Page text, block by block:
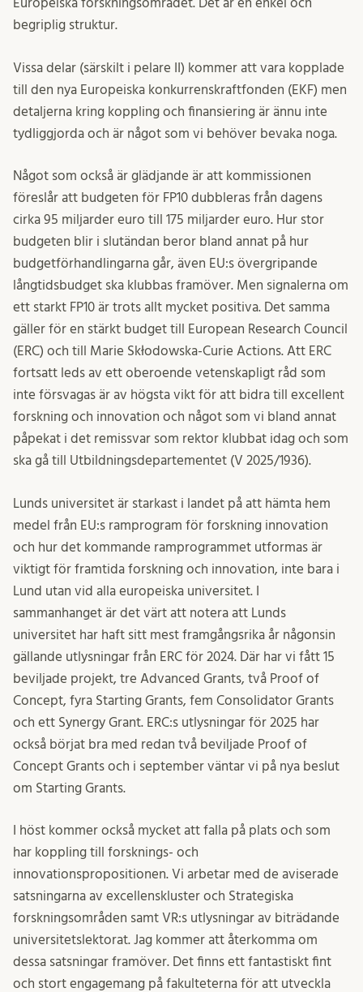
Europeiska forskningsområdet. Det är en enkel och
begriplig struktur.
Vissa delar (särskilt i pelare II) kommer att vara kopplade
till den nya Europeiska konkurrenskraftfonden (EKF) men
detaljerna kring koppling och finansiering är ännu inte
tydliggjorda och är något som vi behöver bevaka noga.
Något som också är glädjande är att kommissionen
föreslår att budgeten för FP10 dubbleras från dagens
cirka 95 miljarder euro till 175 miljarder euro. Hur stor
budgeten blir i slutändan beror bland annat på hur
budgetförhandlingarna går, även EU:s övergripande
långtidsbudget ska klubbas framöver. Men signalerna om
ett starkt FP10 är trots allt mycket positiva. Det samma
gäller för en stärkt budget till European Research Council
(ERC) och till Marie Skłodowska-Curie Actions. Att ERC
fortsatt leds av ett oberoende vetenskapligt råd som
inte försvagas är av högsta vikt för att bidra till excellent
forskning och innovation och något som vi bland annat
påpekat i det remissvar som rektor klubbat idag och som
ska gå till Utbildningsdepartementet (V 2025/1936).
Lunds universitet är starkast i landet på att hämta hem
medel från EU:s ramprogram för forskning innovation
och hur det kommande ramprogrammet utformas är
viktigt för framtida forskning och innovation, inte bara i
Lund utan vid alla europeiska universitet. I
sammanhanget är det värt att notera att Lunds
universitet har haft sitt mest framgångsrika år någonsin
gällande utlysningar från ERC för 2024. Där har vi fått 15
beviljade projekt, tre Advanced Grants, två Proof of
Concept, fyra Starting Grants, fem Consolidator Grants
och ett Synergy Grant. ERC:s utlysningar för 2025 har
också börjat bra med redan två beviljade Proof of
Concept Grants och i september väntar vi på nya beslut
om Starting Grants.
I höst kommer också mycket att falla på plats och som
har koppling till forsknings- och
innovationspropositionen. Vi arbetar med de aviserade
satsningarna av excellenskluster och Strategiska
forskningsområden samt VR:s utlysningar av biträdande
universitetslektorat. Jag kommer att återkomma om
dessa satsningar framöver. Det finns ett fantastiskt fint
och stort engagemang på fakulteterna för att utveckla